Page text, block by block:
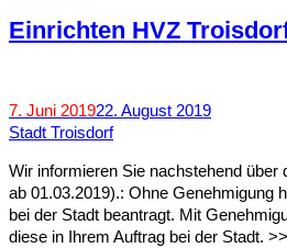
Einrichten HVZ
7. Juni 201922. August 2019
Stadt Troisdorf
Wir informieren Sie nachstehend über
ab 01.03.2019).: Ohne Genehmigung
bei der Stadt beantragt. Mit
diese in Ihrem Auftrag bei der Stadt.